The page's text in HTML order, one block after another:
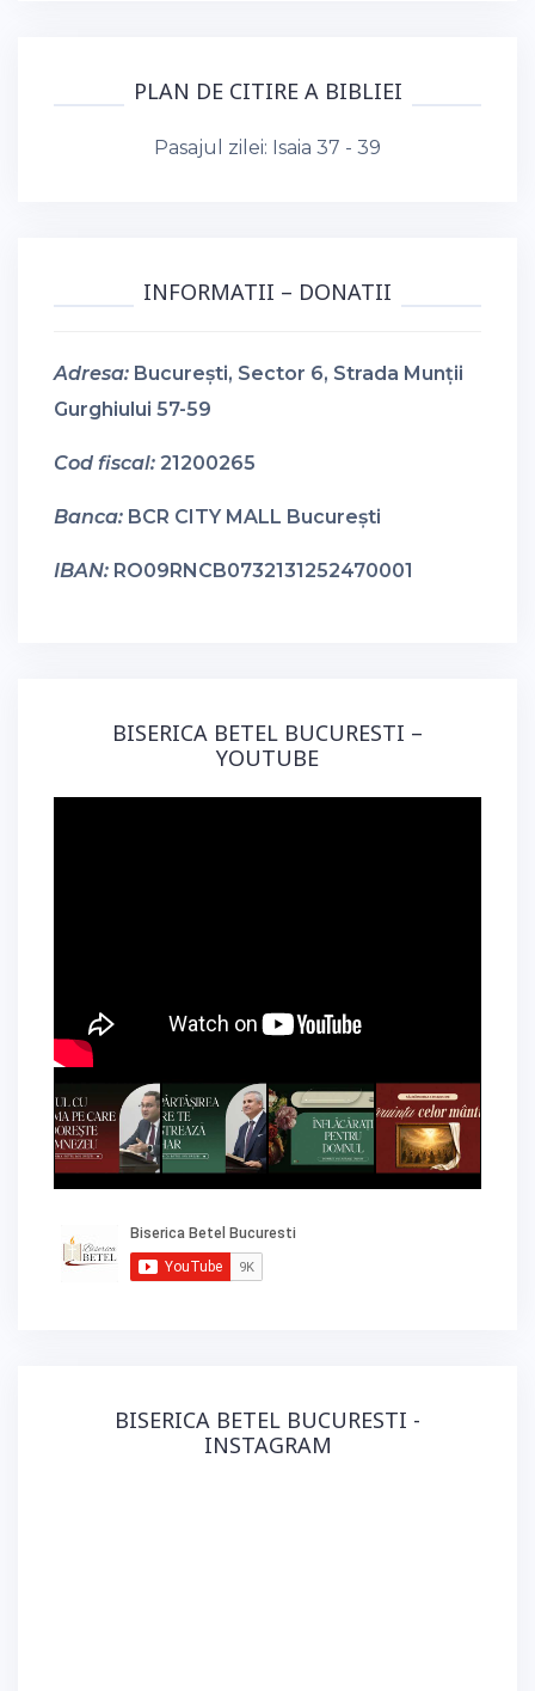
PLAN DE CITIRE A BIBLIEI
Pasajul zilei: Isaia 37 - 39
INFORMATII – DONATII
Adresa: București, Sector 6, Strada Munții
Gurghiului 57-59
Cod fiscal: 21200265
Banca: BCR CITY MALL București
IBAN: RO09RNCB0732131252470001
BISERICA BETEL BUCURESTI –
YOUTUBE
BISERICA BETEL BUCURESTI -
INSTAGRAM